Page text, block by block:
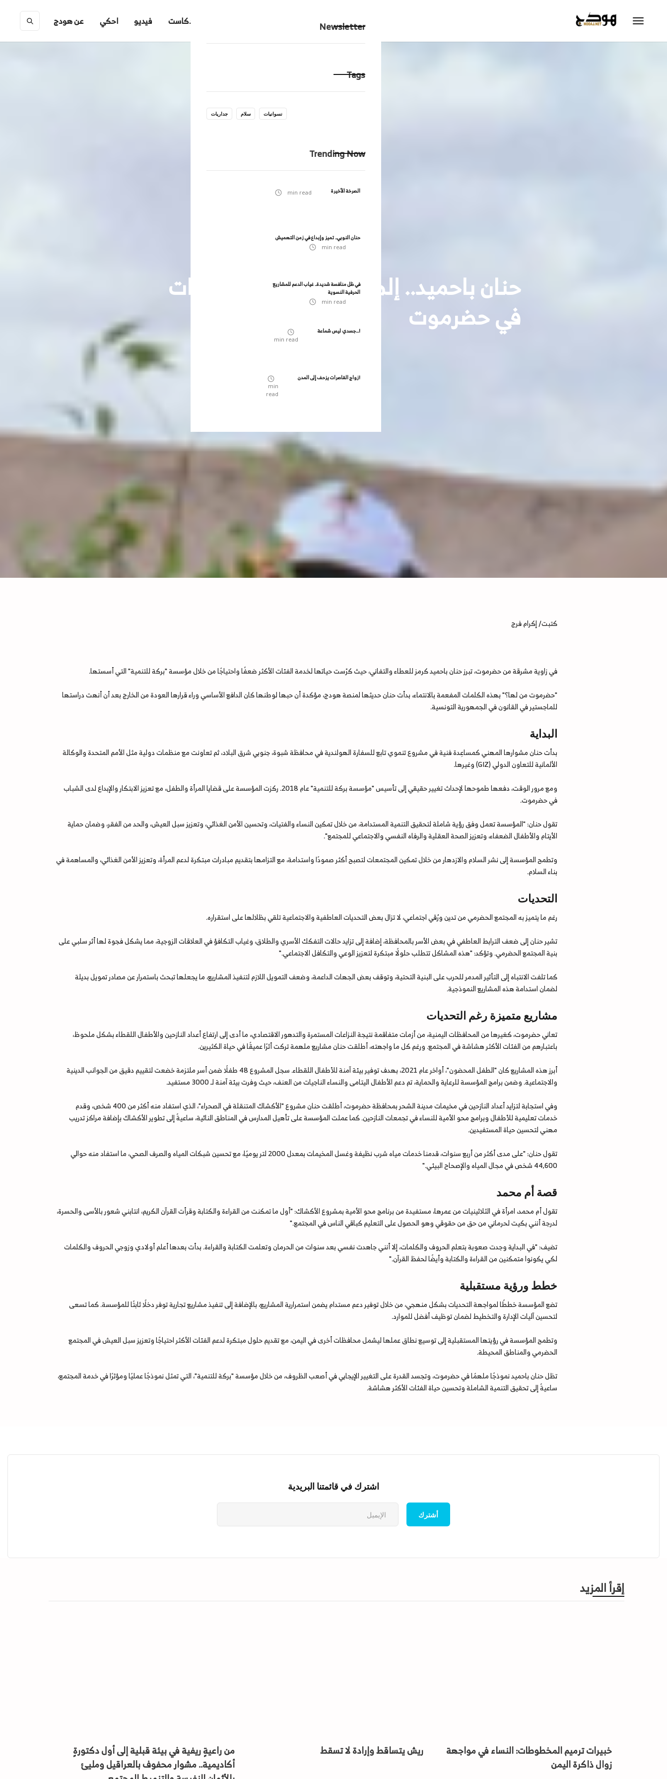
عن هودج احكي فيديو بودكاست Newsletter
Tags
جداريات سلام نسوانيات
Trending Now
الصرخة الأخيرة min read
حنان النوبي.. تميز وإبداع في زمن التهميش
min read
في ظل منافسة شديدة.. غياب الدعم للمشاريع
الحرفية النسوية
min read
جسدي ليس شماعة...!
min read
زواج القاصرات يزحف إلى المدن!
min
read
حنان باحميد.. إلهام التغيير رغم التحديات
في حضرموت
كتبت/ إكرام فرج
في زاوية مشرقة من حضرموت، تبرز حنان باحميد كرمز للعطاء والتفاني، حيث كرّست حياتها لخدمة الفئات الأكثر ضعفًا واحتياجًا من خلال مؤسسة "بركة للتنمية" التي أسستها.
"حضرموت من لها؟" بهذه الكلمات المفعمة بالانتماء، بدأت حنان حديثها لمنصة هودج، مؤكدة أن حبها لوطنها كان الدافع الأساسي وراء قرارها العودة من الخارج بعد أن أنهت دراستها
للماجستير في القانون في الجمهورية التونسية.
البداية
بدأت حنان مشوارها المهني كمساعِدة فنية في مشروع تنموي تابع للسفارة الهولندية في محافظة شبوة، جنوبي شرق البلاد، ثم تعاونت مع منظمات دولية مثل الأمم المتحدة والوكالة
الألمانية للتعاون الدولي (GIZ) وغيرها.
ومع مرور الوقت، دفعها طموحها لإحداث تغيير حقيقي إلى تأسيس "مؤسسة بركة للتنمية" عام 2018. ركزت المؤسسة على قضايا المرأة والطفل، مع تعزيز الابتكار والإبداع لدى الشباب
في حضرموت.
تقول حنان: "المؤسسة تعمل وفق رؤية شاملة لتحقيق التنمية المستدامة، من خلال تمكين النساء والفتيات، وتحسين الأمن الغذائي، وتعزيز سبل العيش، والحد من الفقر، وضمان حماية
الأيتام والأطفال الضعفاء، وتعزيز الصحة العقلية والرفاه النفسي والاجتماعي للمجتمع".
وتطمح المؤسسة إلى نشر السلام والازدهار من خلال تمكين المجتمعات لتصبح أكثر صمودًا واستدامة، مع التزامها بتقديم مبادرات مبتكرة لدعم المرأة، وتعزيز الأمن الغذائي، والمساهمة في
بناء السلام.
التحديات
رغم ما يتميز به المجتمع الحضرمي من تدين ورُقي اجتماعي، لا تزال بعض التحديات العاطفية والاجتماعية تلقي بظلالها على استقراره.
تشير حنان إلى ضعف الترابط العاطفي في بعض الأسر بالمحافظة، إضافة إلى تزايد حالات التفكك الأسري والطلاق، وغياب التكافؤ في العلاقات الزوجية، مما يشكل فجوة لها أثر سلبي على
بنية المجتمع الحضرمي. وتؤكد: "هذه المشاكل تتطلب حلولًا مبتكرة لتعزيز الوعي والتكافل الاجتماعي."
كما تلفت الانتباه إلى التأثير المدمر للحرب على البنية التحتية، وتوقف بعض الجهات الداعمة، وضعف التمويل اللازم لتنفيذ المشاريع، ما يجعلها تبحث باستمرار عن مصادر تمويل بديلة
لضمان استدامة هذه المشاريع النموذجية.
مشاريع متميزة رغم التحديات
تعاني حضرموت، كغيرها من المحافظات اليمنية، من أزمات متفاقمة نتيجة النزاعات المستمرة والتدهور الاقتصادي، ما أدى إلى ارتفاع أعداد النازحين والأطفال اللقطاء بشكل ملحوظ،
باعتبارهم من الفئات الأكثر هشاشة في المجتمع. ورغم كل ما واجهته، أطلقت حنان مشاريع ملهمة تركت أثرًا عميقًا في حياة الكثيرين.
أبرز هذه المشاريع كان "الطفل المحضون"، أواخر عام 2021، بهدف توفير بيئة آمنة للأطفال اللقطاء. سجل المشروع 48 طفلًا ضمن أسر ملتزمة خضعت لتقييم دقيق من الجوانب الدينية
والاجتماعية. وضمن برامج المؤسسة للرعاية والحماية، تم دعم الأطفال اليتامى والنساء الناجيات من العنف، حيث وفرت بيئة آمنة لـ 3000 مستفيد.
وفي استجابة لتزايد أعداد النازحين في مخيمات مدينة الشحر بمحافظة حضرموت، أطلقت حنان مشروع "الأكشاك المتنقلة في الصحراء"، الذي استفاد منه أكثر من 400 شخص، وقدم
خدمات تعليمية للأطفال وبرامج محو الأمية للنساء في تجمعات النازحين. كما عملت المؤسسة على تأهيل المدارس في المناطق النائية، ساعيةً إلى تطوير الأكشاك بإضافة مراكز تدريب
مهني لتحسين حياة المستفيدين.
تقول حنان: "على مدى أكثر من أربع سنوات، قدمنا خدمات مياه شرب نظيفة وغسل المخيمات بمعدل 2000 لتر يوميًا، مع تحسين شبكات المياه والصرف الصحي، ما استفاد منه حوالي
44,600 شخص في مجال المياه والإصحاح البيئي."
قصة أم محمد
تقول أم محمد، امرأة في الثلاثينيات من عمرها، مستفيدة من برنامج محو الأمية بمشروع الأكشاك: "أول ما تمكنت من القراءة والكتابة وقرأت القرآن الكريم، انتابني شعور بالأسى والحسرة،
لدرجة أنني بكيت لحرماني من حق من حقوقي وهو الحصول على التعليم كباقي الناس في المجتمع."
تضيف: "في البداية وجدت صعوبة بتعلم الحروف والكلمات، إلا أنني جاهدت نفسي بعد سنوات من الحرمان وتعلمت الكتابة والقراءة. بدأت بعدها أعلم أولادي وزوجي الحروف والكلمات
لكي يكونوا متمكنين من القراءة والكتابة وأيضًا لحفظ القرآن."
خطط ورؤية مستقبلية
تضع المؤسسة خططًا لمواجهة التحديات بشكل منهجي، من خلال توفير دعم مستدام يضمن استمرارية المشاريع، بالإضافة إلى تنفيذ مشاريع تجارية توفر دخلًا ثابتًا للمؤسسة. كما تسعى
لتحسين آليات الإدارة والتخطيط لضمان توظيف أفضل للموارد.
وتطمح المؤسسة في رؤيتها المستقبلية إلى توسيع نطاق عملها ليشمل محافظات أخرى في اليمن، مع تقديم حلول مبتكرة لدعم الفئات الأكثر احتياجًا وتعزيز سبل العيش في المجتمع
الحضرمي والمناطق المحيطة.
تظل حنان باحميد نموذجًا ملهمًا في حضرموت، وتجسد القدرة على التغيير الإيجابي في أصعب الظروف، من خلال مؤسسة "بركة للتنمية"، التي تمثل نموذجًا عمليًا ومؤثرًا في خدمة المجتمع،
ساعيةً إلى تحقيق التنمية الشاملة وتحسين حياة الفئات الأكثر هشاشة.
اشترك في قائمتنا البريدية
إقرأ المزيد
خبيرات ترميم المخطوطات: النساء في مواجهة
زوال ذاكرة اليمن
ريش يتساقط وإرادة لا تسقط
من راعيةٍ ريفية في بيئة قبلية إلى أول دكتورةٍ
أكاديمية.. مشوار محفوف بالعراقيل ومليئ